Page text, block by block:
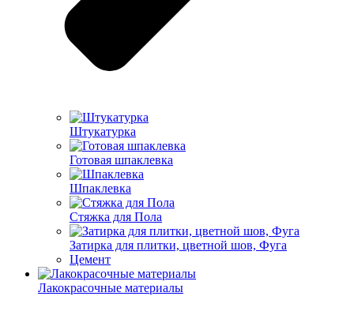
Штукатурка
Готовая шпаклевка
Шпаклевка
Стяжка для Пола
Затирка для плитки, цветной шов, Фуга
Цемент
Лакокрасочные материалы